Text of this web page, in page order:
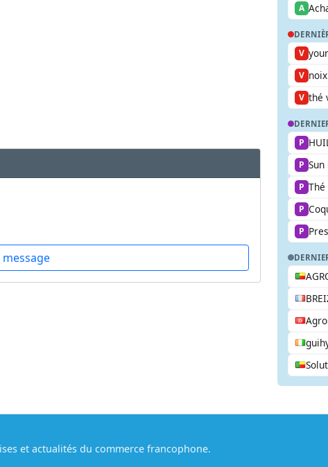
A
V
V
V thé
P
P
P Thé
P
P
et actualités du commerce francophone.